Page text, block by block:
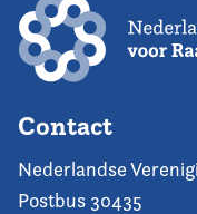
Contact
Nederlandse
Postbus 30435